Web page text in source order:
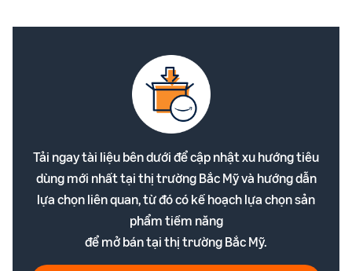
Tải ngay tài liệu bên dưới để cập nhật xu hướng tiêu
dùng mới nhất tại thị trường Bắc Mỹ và hướng dẫn
lựa chọn liên quan, từ đó có kế hoạch lựa chọn sản
phẩm tiềm năng
để mở bán tại thị trường Bắc Mỹ.